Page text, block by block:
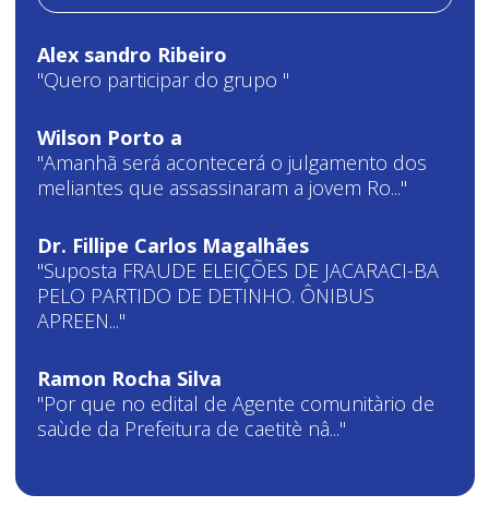
Alex sandro Ribeiro
"Quero participar do grupo "
Wilson Porto a
"Amanhã será acontecerá o julgamento dos
meliantes que assassinaram a jovem Ro..."
Dr. Fillipe Carlos Magalhães
"Suposta FRAUDE ELEIÇÕES DE JACARACI-BA
PELO PARTIDO DE DETINHO. ÔNIBUS
APREEN..."
Ramon Rocha Silva
"Por que no edital de Agente comunitàrio de
saùde da Prefeitura de caetitè nâ..."